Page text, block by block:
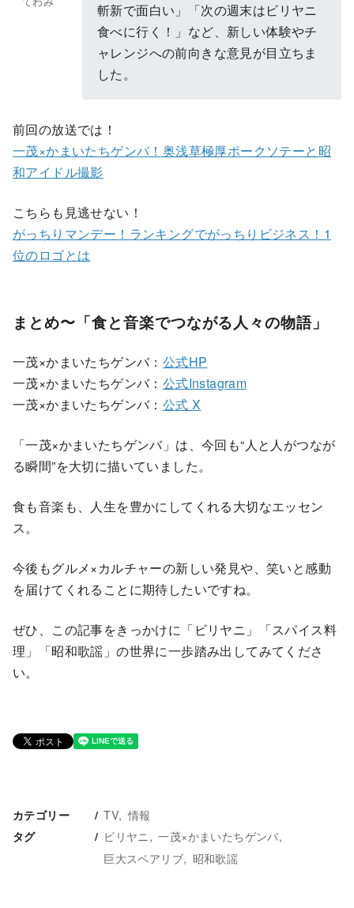
斬新で面白い」「次の週末はビリヤニ
食べに行く！」など、新しい体験やチ
ャレンジへの前向きな意見が目立ちま
した。
前回の放送では！
一茂×かまいたちゲンバ！奥浅草極厚ポークソテーと昭
和アイドル撮影
こちらも見逃せない！
がっちりマンデー！ランキングでがっちりビジネス！1
位のロゴとは
まとめ〜「食と音楽でつながる人々の物語」
一茂×かまいたちゲンバ： 公式HP
一茂×かまいたちゲンバ： 公式Instagram
一茂×かまいたちゲンバ： 公式 X
「一茂×かまいたちゲンバ」は、今回も“人と人がつなが
る瞬間”を大切に描いていました。
食も音楽も、人生を豊かにしてくれる大切なエッセン
ス。
今後もグルメ×カルチャーの新しい発見や、笑いと感動
を届けてくれることに期待したいですね。
ぜひ、この記事をきっかけに「ビリヤニ」「スパイス料
理」「昭和歌謡」の世界に一歩踏み出してみてくださ
い。
カテゴリー TV 情報
タグ ビリヤニ
一茂×かまいたちゲンバ
巨大スペアリブ
昭和歌謡